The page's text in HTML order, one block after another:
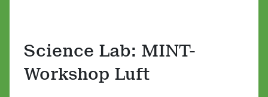
Science Lab: MINT-
Workshop Luft